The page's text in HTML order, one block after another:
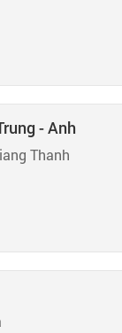
- Anh
Thanh